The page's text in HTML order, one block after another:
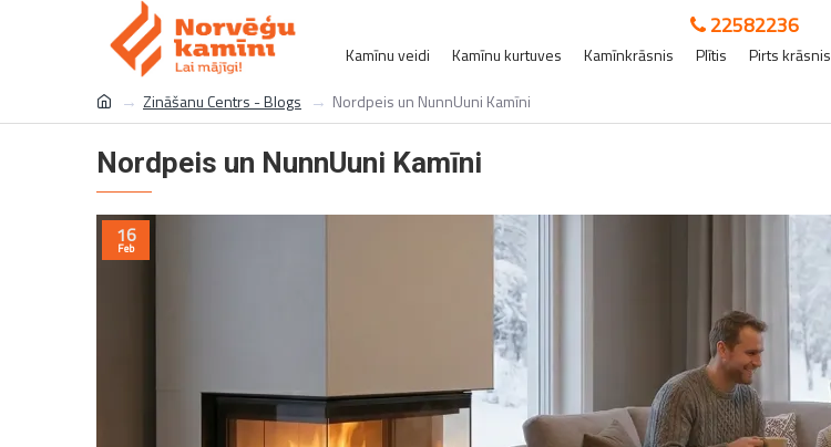
22582236
Kamīnu veidi Kamīnu kurtuves Kamīnkrāsnis Plītis Pirts krāsnis
Zināšanu Centrs - Blogs
Nordpeis un NunnUuni Kamīni
Nordpeis un NunnUuni Kamīni
16
Feb